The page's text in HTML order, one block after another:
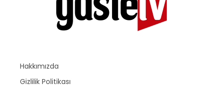
Hakkımızda
Gizlilik Politikası